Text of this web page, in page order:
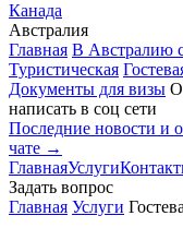
Канада
Австралия
Главная В Австралию
Туристическая
Документы для визы
написать в соц сети
Последние новости и
чате →
ГлавнаяУслуги
Задать вопрос
Главная Услуги